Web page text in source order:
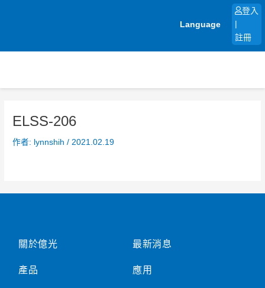
Language
登入
註冊
ELSS-206
作者: lynnshih/ 2021.02.19
關於億光
產品
最新消息
應用